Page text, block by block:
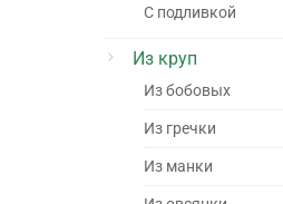
С подливкой
Из круп
Из бобовых
Из гречки
Из манки